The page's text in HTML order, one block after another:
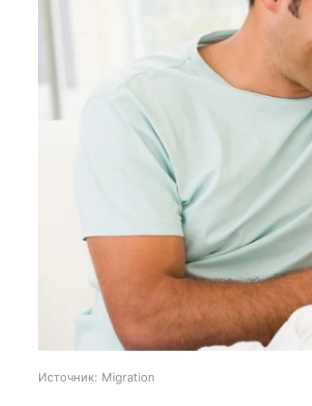
Источник: Migration